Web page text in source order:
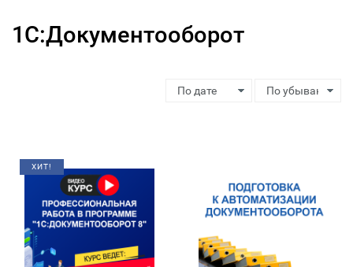
1С:Документооборот
ХИТ!